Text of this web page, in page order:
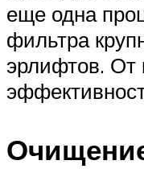
еще одна
фильтра
эрлифтов. От